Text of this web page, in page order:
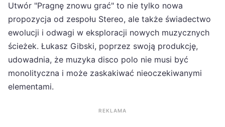
Utwór "Pragnę znowu grać" to nie tylko nowa
propozycja od zespołu Stereo, ale także świadectwo
ewolucji i odwagi w eksploracji nowych muzycznych
ścieżek. Łukasz Gibski, poprzez swoją produkcję,
udowadnia, że muzyka disco polo nie musi być
monolityczna i może zaskakiwać nieoczekiwanymi
elementami.
REKLAMA